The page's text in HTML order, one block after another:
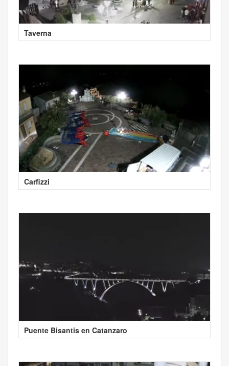
Taverna
Carfizzi
Puente Bisantis en Catanzaro